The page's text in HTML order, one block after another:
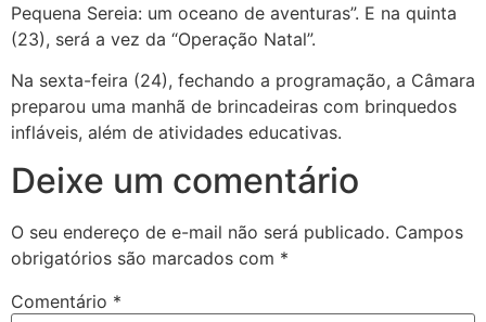
Pequena Sereia: um oceano de aventuras”. E na quinta
(23), será a vez da “Operação Natal”.
Na sexta-feira (24), fechando a programação, a Câmara
preparou uma manhã de brincadeiras com brinquedos
infláveis, além de atividades educativas.
Deixe um comentário
O seu endereço de e-mail não será publicado. Campos
obrigatórios são marcados com *
Comentário *